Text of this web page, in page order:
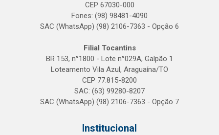
CEP 67030-000
Fones: (98) 98481-4090
SAC (WhatsApp) (98) 2106-7363 - Opção 6
Filial Tocantins
BR 153, n°1800 - Lote n°029A, Galpão 1
Loteamento Vila Azul, Araguaína/TO
CEP 77.815-8200
SAC: (63) 99280-8207
SAC (WhatsApp) (98) 2106-7363 - Opção 7
Institucional